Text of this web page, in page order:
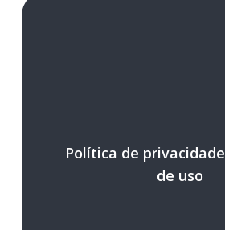
Política de privacidade
de uso